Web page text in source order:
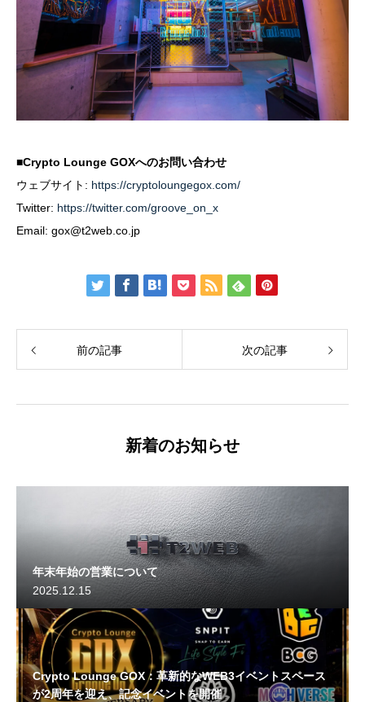
■Crypto Lounge GOXへのお問い合わせ
ウェブサイト: https://cryptoloungegox.com/
Twitter: https://twitter.com/groove_on_x
Email: gox@t2web.co.jp
前の記事 次の記事
新着のお知らせ
年末年始の営業について
2025.12.15
Crypto Lounge GOX：革新的なWEB3イベントスペース
が2周年を迎え、記念イベントを開催